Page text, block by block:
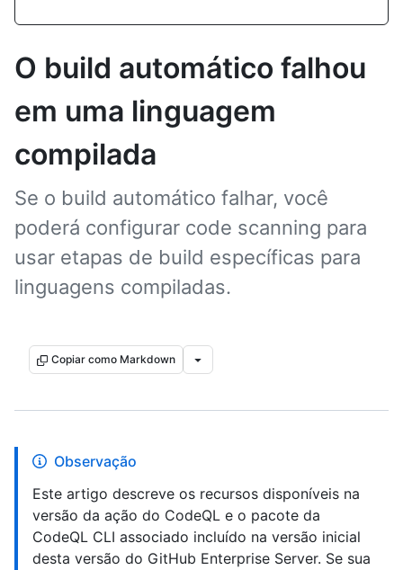
O build automático falhou
em uma linguagem
compilada
Se o build automático falhar, você
poderá configurar code scanning para
usar etapas de build específicas para
linguagens compiladas.
Copiar como Markdown
Observação
Este artigo descreve os recursos disponíveis na
versão da ação do CodeQL e o pacote da
CodeQL CLI associado incluído na versão inicial
desta versão do GitHub Enterprise Server. Se sua